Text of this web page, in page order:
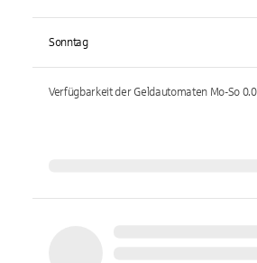
Sonntag
Verfügbarkeit der Geldautomaten Mo-So